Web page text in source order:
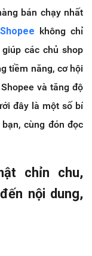
bán chạy nhất
không chỉ
các chủ shop
tiềm năng, cơ hội
và tăng độ
đây là một số bí
cùng đón đọc
chỉn chu,
nội dung,